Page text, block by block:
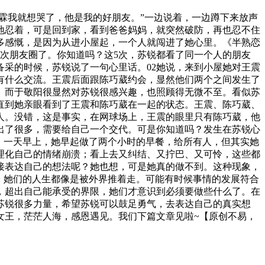
我就想哭了，他是我的好朋友。”一边说着，一边蹲下来放声
着，可是回到家，看到爸爸妈妈，就突然破防，再也忍不住
慨，是因为从进小屋起，一个人就闯进了她心里。《半熟恋
朋友圈了。你知道吗？这5次，苏锐都看了同一个人的朋友
的时候，苏锐说了一句心里话。02她说，来到小屋她对王震
么交流。王震后面跟陈巧葳约会，显然他们两个之间发生了
于敬阳很显然对苏锐很感兴趣，也照顾得无微不至。看似苏
她亲眼看到了王震和陈巧葳在一起的状态。王震、陈巧葳、
没错，这是事实，在网球场上，王震的眼里只有陈巧葳，他
很多，需要给自己一个交代。可是你知道吗？发生在苏锐心
天早上，她早起做了两个小时的早餐，给所有人，但其实她
自己的情绪崩溃；看上去又纠结、又拧巴、又可怜，这些都
达自己的想法呢？她也想，可是她真的做不到。这种现象，
们的人生都像是被外界推着走。可能有时候事情的发展符合
出自己能承受的界限，她们才意识到必须要做些什么了。在
很多力量，希望苏锐可以鼓足勇气，去表达自己的真实想
，茫茫人海，感恩遇见。我们下篇文章见啦~【原创不易，